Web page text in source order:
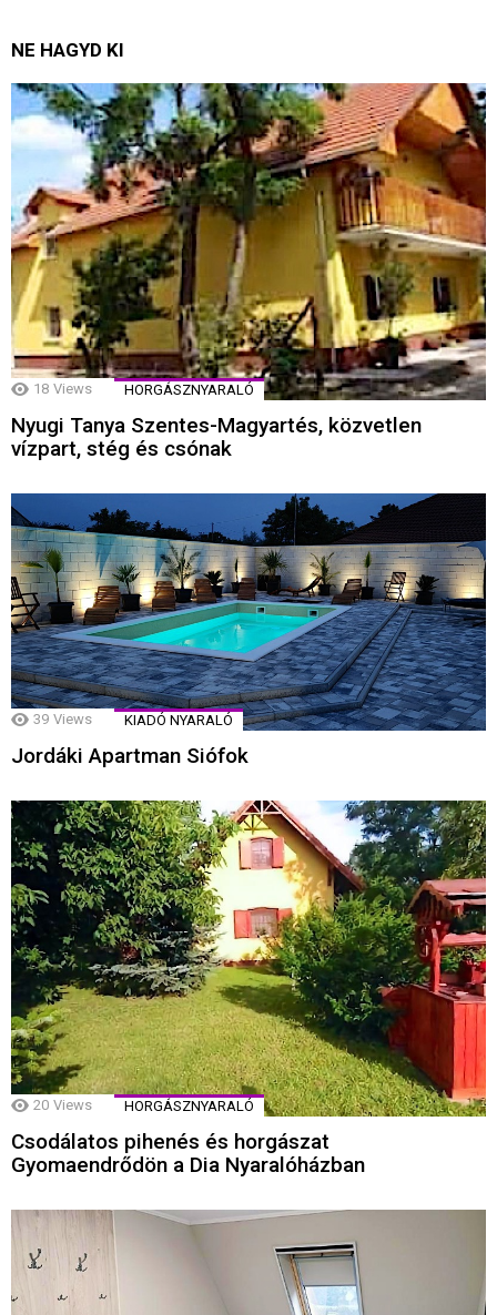
NE HAGYD KI
18 Views HORGÁSZNYARALÓ
Nyugi Tanya Szentes-Magyartés, közvetlen
vízpart, stég és csónak
39 Views KIADÓ NYARALÓ
Jordáki Apartman Siófok
20 Views HORGÁSZNYARALÓ
Csodálatos pihenés és horgászat
Gyomaendrődön a Dia Nyaralóházban